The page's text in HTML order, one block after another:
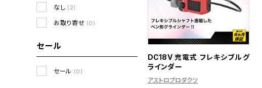
なし (2)
お取り寄せ (0)
セール
セール (0)
DC18V 充電式 フレキシブルグ
ラインダー
アストロプロダクツ